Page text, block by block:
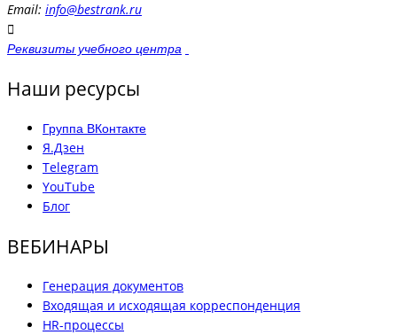
Email: info@bestrank.ru
Реквизиты учебного центра
Наши ресурсы
Группа ВКонтакте
Я.Дзен
Telegram
YouTube
Блог
ВЕБИНАРЫ
Генерация документов
Входящая и исходящая корреспонденция
HR-процессы